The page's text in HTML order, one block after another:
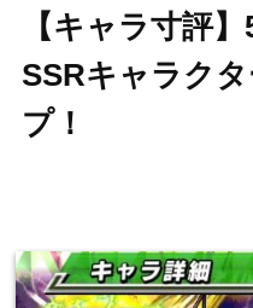
【キャラ寸評
SSRキャラク
プ！